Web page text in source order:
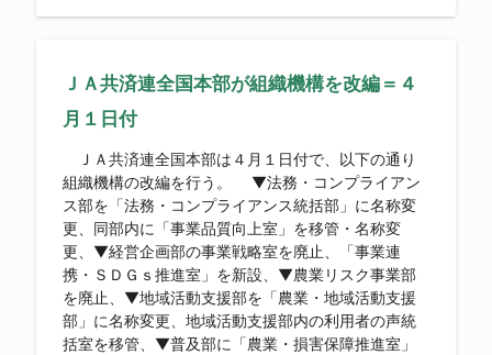
ＪＡ共済連全国本部が組織機構を改編＝４
月１日付
ＪＡ共済連全国本部は４月１日付で、以下の通り
組織機構の改編を行う。 ▼法務・コンプライアン
ス部を「法務・コンプライアンス統括部」に名称変
更、同部内に「事業品質向上室」を移管・名称変
更、▼経営企画部の事業戦略室を廃止、「事業連
携・ＳＤＧｓ推進室」を新設、▼農業リスク事業部
を廃止、▼地域活動支援部を「農業・地域活動支援
部」に名称変更、地域活動支援部内の利用者の声統
括室を移管、▼普及部に「農業・損害保障推進室」